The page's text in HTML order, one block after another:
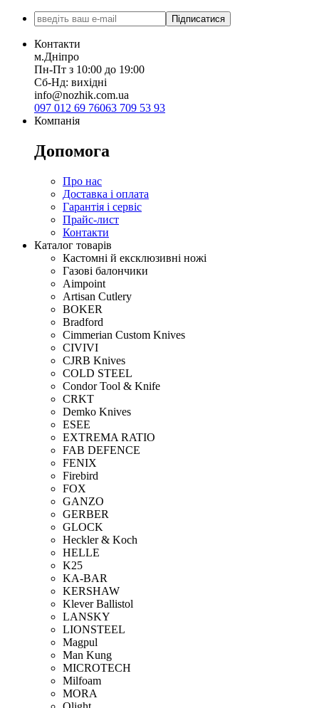
Підписатися
Контакти
м.Дніпро
Пн-Пт з 10:00 до 19:00
Сб-Нд: вихідні
info@nozhik.com.ua
097 012 69 76063 709 53 93
Компанія
Допомога
Про нас
Доставка і оплата
Гарантія і сервіс
Прайс-лист
Контакти
Каталог товарів
Кастомні й ексклюзивні ножі
Газові балончики
Aimpoint
Artisan Cutlery
BOKER
Bradford
Cimmerian Custom Knives
CIVIVI
CJRB Knives
COLD STEEL
Condor Tool & Knife
CRKT
Demko Knives
ESEE
EXTREMA RATIO
FAB DEFENCE
FENIX
Firebird
FOX
GANZO
GERBER
GLOCK
Heckler & Koch
HELLE
K25
KA-BAR
KERSHAW
Klever Ballistol
LANSKY
LIONSTEEL
Magpul
Man Kung
MICROTECH
Milfoam
MORA